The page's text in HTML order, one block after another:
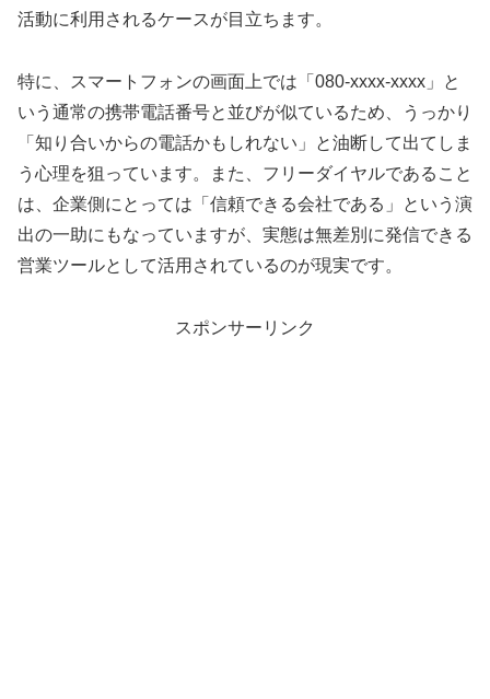
活動に利用されるケースが目立ちます。
特に、スマートフォンの画面上では「080-xxxx-xxxx」と
いう通常の携帯電話番号と並びが似ているため、うっかり
「知り合いからの電話かもしれない」と油断して出てしま
う心理を狙っています。また、フリーダイヤルであること
は、企業側にとっては「信頼できる会社である」という演
出の一助にもなっていますが、実態は無差別に発信できる
営業ツールとして活用されているのが現実です。
スポンサーリンク